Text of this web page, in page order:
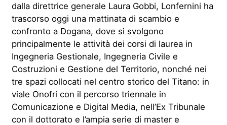
dalla direttrice generale Laura Gobbi, Lonfernini ha
trascorso oggi una mattinata di scambio e
confronto a Dogana, dove si svolgono
principalmente le attività dei corsi di laurea in
Ingegneria Gestionale, Ingegneria Civile e
Costruzioni e Gestione del Territorio, nonché nei
tre spazi collocati nel centro storico del Titano: in
viale Onofri con il percorso triennale in
Comunicazione e Digital Media, nell’Ex Tribunale
con il dottorato e l’ampia serie di master e